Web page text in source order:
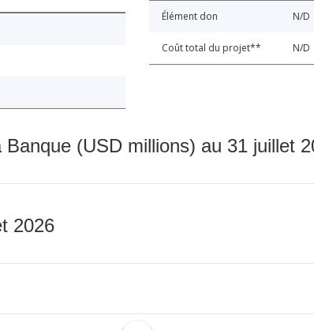
Élément don N/D
Coût total du projet** N/D
(USD millions) au 31 juillet
2026